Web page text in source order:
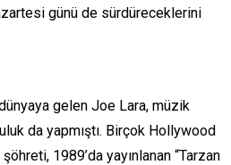
günü de sürdüreceklerini
gelen Joe Lara, müzik
da yapmıştı. Birçok Hollywood
1989’da yayınlanan “Tarzan